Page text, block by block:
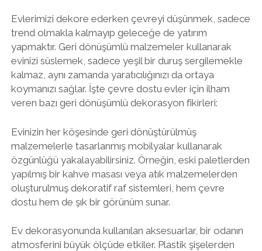
Evlerimizi dekore ederken çevreyi düşünmek, sadece
trend olmakla kalmayıp geleceğe de yatırım
yapmaktır. Geri dönüşümlü malzemeler kullanarak
evinizi süslemek, sadece yeşil bir duruş sergilemekle
kalmaz, aynı zamanda yaratıcılığınızı da ortaya
koymanızı sağlar. İşte çevre dostu evler için ilham
veren bazı geri dönüşümlü dekorasyon fikirleri:
Evinizin her köşesinde geri dönüştürülmüş
malzemelerle tasarlanmış mobilyalar kullanarak
özgünlüğü yakalayabilirsiniz. Örneğin, eski paletlerden
yapılmış bir kahve masası veya atık malzemelerden
oluşturulmuş dekoratif raf sistemleri, hem çevre
dostu hem de şık bir görünüm sunar.
Ev dekorasyonunda kullanılan aksesuarlar, bir odanın
atmosferini büyük ölçüde etkiler. Plastik şişelerden